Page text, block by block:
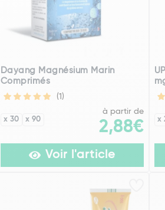
Dayang Magnésium Marin
Comprimés
(1)
x 30 x 90
à partir de
2,88€
Voir l'article
x